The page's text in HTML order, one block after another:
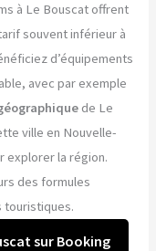
à Le Bouscat offrent
souvent inférieur à
d’équipements
avec par exemple
de Le
ville en Nouvelle-
explorer la région.
des formules
touristiques.
sur Booking